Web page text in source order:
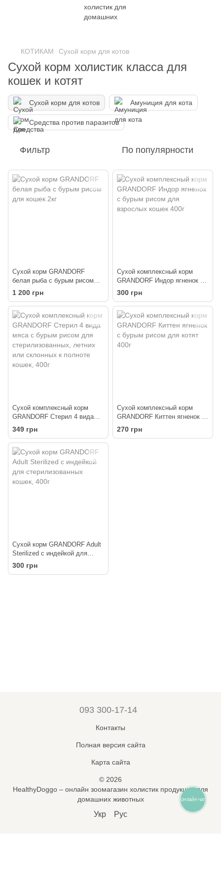
КОТИКАМ Сухой корм для котов
Сухой корм холистик класса для
кошек и котят
Сухой корм для котов Амуниция для кота
Средства против паразитов
Фильтр По популярности
Сухой корм GRANDORF
белая рыба с бурым рисом
для кошек 2кг
1 200 грн
Сухой комплексный корм
GRANDORF Индор ягненок с
бурым рисом для взрослых
кошек 400г
300 грн
Сухой комплексный корм
GRANDORF Стерил 4 вида
мяса с бурым рисом для
стерилизованных, летних или
склонных к полноте кошек,
400г
349 грн
Сухой комплексный корм
GRANDORF Киттен ягненок с
бурым рисом для котят 400г
270 грн
Сухой корм GRANDORF Adult
Sterilized с индейкой для
стерилизованных кошек, 400г
300 грн
093 300-17-14
Контакты
Полная версия сайта
Карта сайта
© 2026
HealthyDoggo – онлайн зоомагазин холистик продукции для
домашних животных
Укр Рус
ОНЛАЙН ЧАТ